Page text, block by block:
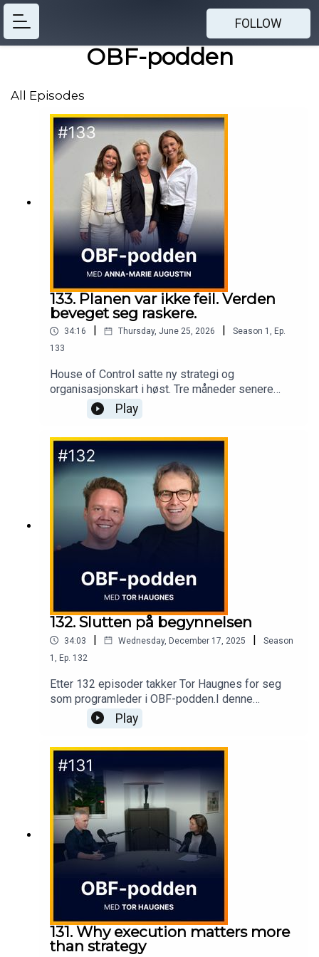
FOLLOW
OBF-podden
All Episodes
133. Planen var ikke feil. Verden
beveget seg raskere.
34:16 Thursday, June 25, 2026 Season 1 , Ep.
133
House of Control satte ny strategi og
organisasjonskart i høst. Tre måneder senere
måtte begge deler justeres, ikke fordi planen var
feil, men fordi utviklingen gikk raskere enn
ventet.I denne episoden snakker Anna-Marie
Augustin med Julie Grønlund, CEO i House of
Control, og Trine Welhaven, daglig leder i Human
og arbeidsrettsjurist, om hva AI-first egentlig
innebærer når du mener det, for ledelse, kultur og
arbeidsliv.
Play
132. Slutten på begynnelsen
34:03 | Wednesday, December 17, 2025 |
Season
1
Ep. 132
Etter 132 episoder takker Tor Haugnes for seg
som programleder i OBF-podden.I denne
spesialepisoden møter han Oslo Business
Forums CEO, Christoffer Omberg, til en ærlig og
og veien videre.Om ti år med læring, fellesskap
og ledelse.Om viktigheten av kultur, team og
tempo.Og om hva det egentlig betyr å være klar
for fremtiden.En verdig avslutning, og starten på
noe nytt.
Play
131. Why execution matters more
than strategy